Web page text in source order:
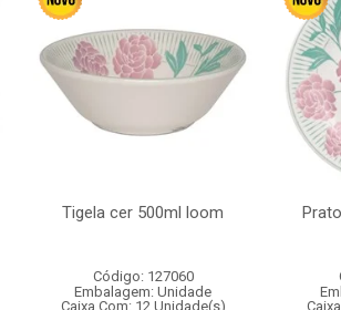
Tigela cer 500ml loom
Código: 127060
Embalagem: Unidade
Caixa Com: 12 Unidade(s)